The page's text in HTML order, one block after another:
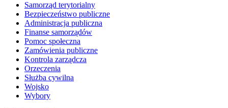
Samorząd terytorialny
Bezpieczeństwo publiczne
Administracja publiczna
Finanse samorządów
Pomoc społeczna
Zamówienia publiczne
Kontrola zarządcza
Orzeczenia
Służba cywilna
Wojsko
Wybory